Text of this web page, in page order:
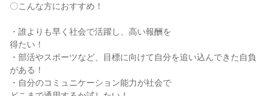
〇こんな方におすすめ！
・誰よりも早く社会で活躍し、高い報酬を
得たい！
・部活やスポーツなど、目標に向けて自分を追い込んできた自負
がある！
・自分のコミュニケーション能力が社会で